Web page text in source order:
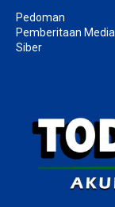
Pedoman
Pemberitaan Media
Siber